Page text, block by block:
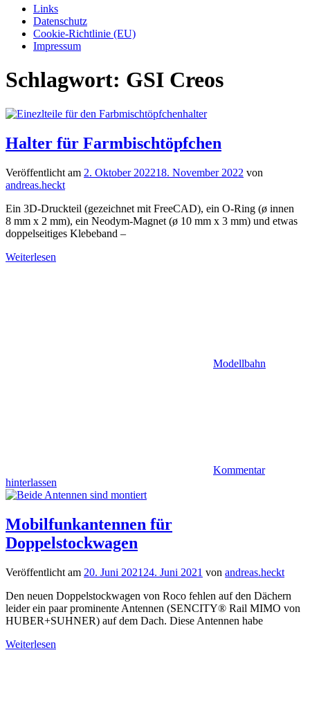
Links
Datenschutz
Cookie-Richtlinie (EU)
Impressum
Schlagwort: GSI Creos
Halter für Farmbischtöpfchen
Veröffentlicht am 2. Oktober 202218. November 2022 von
andreas.heckt
Ein 3D-Druckteil (gezeichnet mit FreeCAD), ein O-Ring (ø innen
8 mm x 2 mm), ein Neodym-Magnet (ø 10 mm x 3 mm) und etwas
doppelseitiges Klebeband –
Weiterlesen
Modellbahn
Kommentar
hinterlassen
Mobilfunkantennen für
Doppelstockwagen
Veröffentlicht am 20. Juni 2021 24. Juni 2021 von andreas.heckt
Den neuen Doppelstockwagen von Roco fehlen auf den Dächern
leider ein paar prominente Antennen (SENCITY® Rail MIMO von
HUBER+SUHNER) auf dem Dach. Diese Antennen habe
Weiterlesen